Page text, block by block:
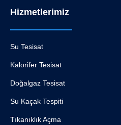
Hizmetlerimiz
Su Tesisat
Kalorifer Tesisat
Doğalgaz Tesisat
Su Kaçak Tespiti
Tıkanıklık Açma